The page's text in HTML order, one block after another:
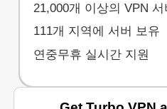
21,000개 이상의 VPN 서
111개 지역에 서버 보유
연중무휴 실시간 지원